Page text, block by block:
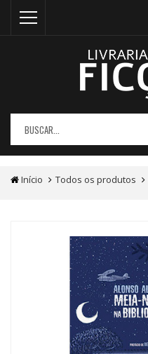
Início Todos os produtos